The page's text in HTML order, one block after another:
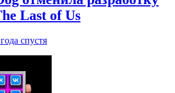
Last of Us
спустя